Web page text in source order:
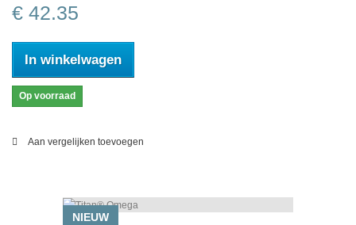
€ 42.35
In winkelwagen
Op voorraad
Aan vergelijken toevoegen
NIEUW